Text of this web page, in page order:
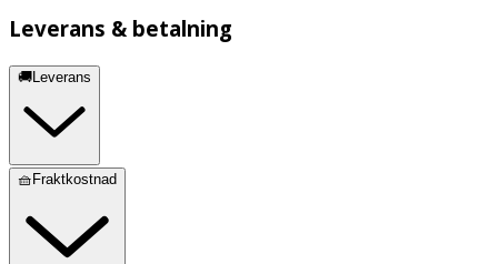
Leverans & betalning
🚚Leverans
🧺Fraktkostnad